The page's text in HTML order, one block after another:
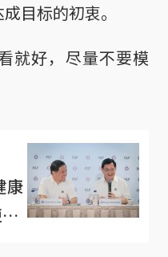
目标的初衷。
就好，尽量不要模
康